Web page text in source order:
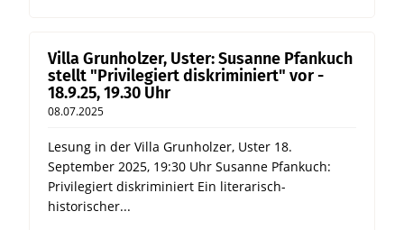
Villa Grunholzer, Uster: Susanne Pfankuch
stellt "Privilegiert diskriminiert" vor -
18.9.25, 19.30 Uhr
08.07.2025
Lesung in der Villa Grunholzer, Uster 18.
September 2025, 19:30 Uhr Susanne Pfankuch:
Privilegiert diskriminiert Ein literarisch-
historischer...